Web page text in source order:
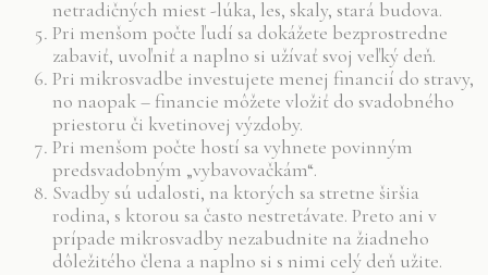
netradičných miest -lúka, les, skaly, stará budova.
Pri menšom počte ľudí sa dokážete bezprostredne
zabaviť, uvoľniť a naplno si užívať svoj veľký deň.
Pri mikrosvadbe investujete menej financií do stravy,
no naopak – financie môžete vložiť do svadobného
priestoru či kvetinovej výzdoby.
Pri menšom počte hostí sa vyhnete povinným
predsvadobným „vybavovačkám“.
Svadby sú udalosti, na ktorých sa stretne širšia
rodina, s ktorou sa často nestretávate. Preto ani v
prípade mikrosvadby nezabudnite na žiadneho
dôležitého člena a naplno si s nimi celý deň užite.